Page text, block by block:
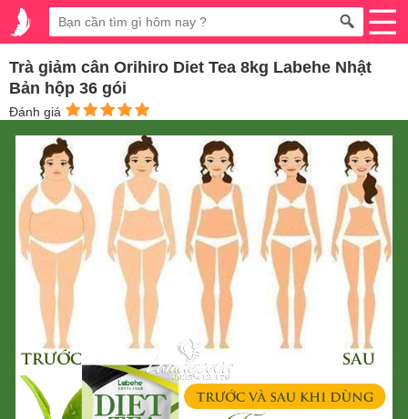
Trà giảm cân Orihiro Diet Tea 8kg Labehe Nhật
Bản hộp 36 gói
Đánh giá